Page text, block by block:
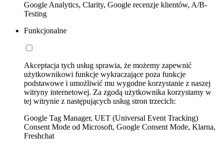
Google Analytics, Clarity, Google recenzje klientów, A/B-
Testing
Funkcjonalne
Akceptacja tych usług sprawia, że możemy zapewnić
użytkownikowi funkcje wykraczające poza funkcje
podstawowe i umożliwić mu wygodne korzystanie z naszej
witryny internetowej. Za zgodą użytkownika korzystamy w
tej witrynie z następujących usług stron trzecich:
Google Tag Manager, UET (Universal Event Tracking)
Consent Mode od Microsoft, Google Consent Mode, Klarna,
Freshchat